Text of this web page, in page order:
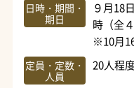
日時・期間・
期日
９月18
時（全４
※10月
定員・定数・
人員
20人程度